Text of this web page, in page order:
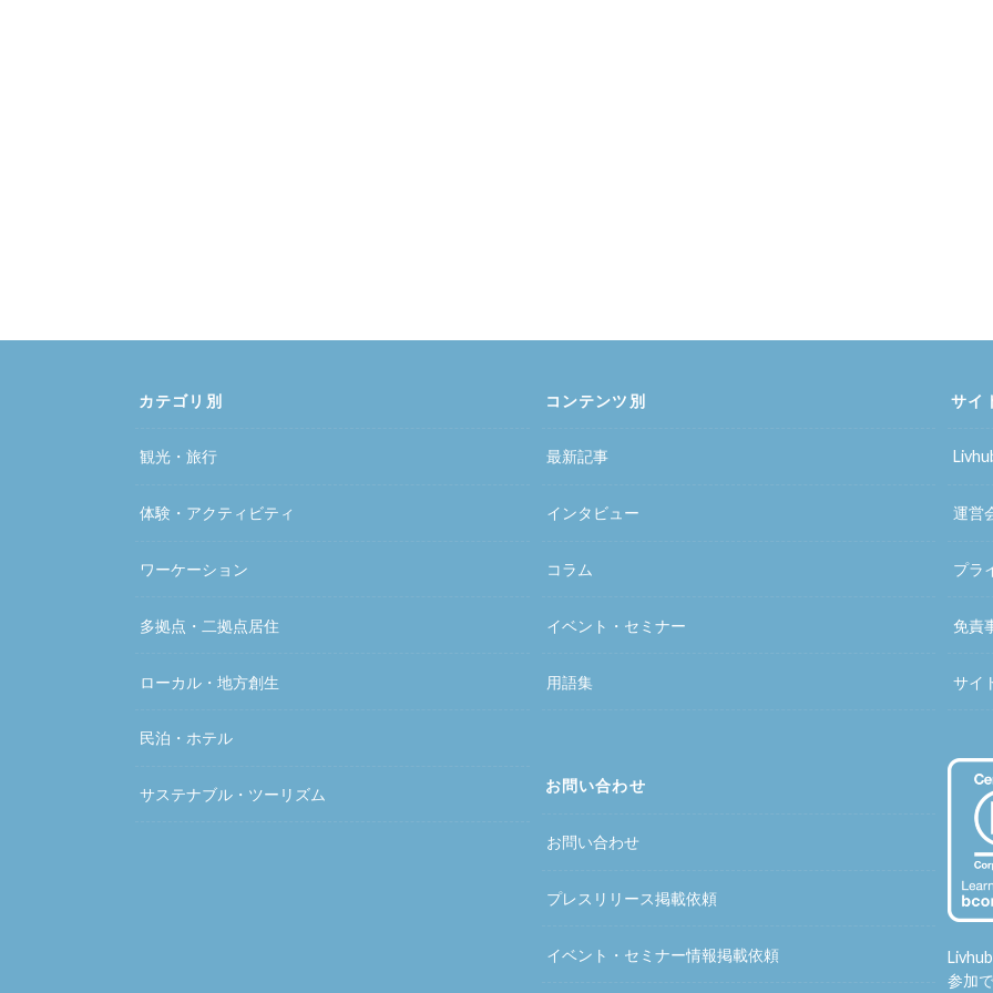
カテゴリ別
観光・旅行
体験・アクティビティ
ワーケーション
多拠点・二拠点居住
ローカル・地方創生
民泊・ホテル
サステナブル・ツーリズム
コンテンツ別
最新記事
インタビュー
コラム
イベント・セミナー
用語集
お問い合わせ
お問い合わせ
プレスリリース掲載依頼
イベント・セミナー情報掲載依頼
サイ
運営
プラ
免責
サイ
参加